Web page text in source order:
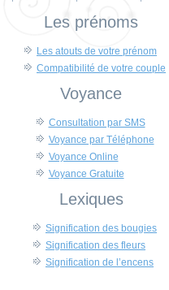
Les prénoms
Les atouts de votre prénom
Compatibilité de votre couple
Voyance
Consultation par SMS
Voyance par Téléphone
Voyance Online
Voyance Gratuite
Lexiques
Signification des bougies
Signification des fleurs
Signification de l’encens